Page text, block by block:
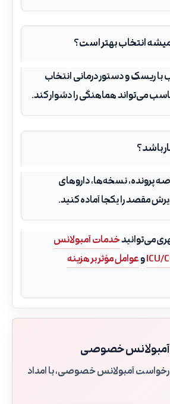
انتخاب بهتر است؟
با ریسک و دستور درمانی انتخاب
می‌تواند هماهنگی را دشوار کند.
باشد؟
پرونده، نسخه‌ها، داروهای
مقصد را یکجا آماده کنید.
می‌توانیدخدمات آمبولانس
وعوامل مؤثر بر هزینه
آمبولانس خصوصی
آمبولانس خصوصی، با امداد